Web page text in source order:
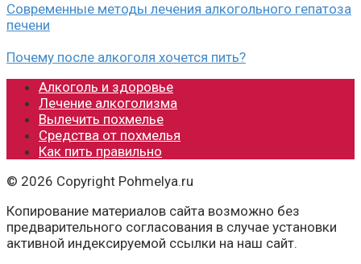
Современные методы лечения алкогольного гепатоза
печени
Почему после алкоголя хочется пить?
Алкоголь и здоровье
Лечение алкоголизма
Вылечить похмелье
Средства от похмелья
Как пить правильно
© 2026 Copyright Pohmelya.ru
Копирование материалов сайта возможно без
предварительного согласования в случае установки
активной индексируемой ссылки на наш сайт.